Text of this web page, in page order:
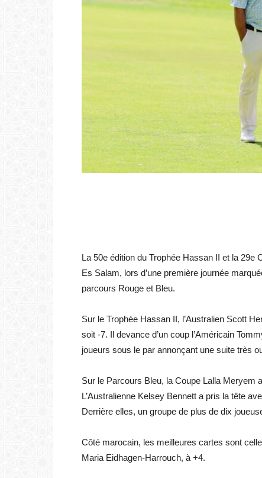
La 50e édition du Trophée Hassan II et la
Es Salam, lors d’une première journée
parcours Rouge et Bleu.
Sur le Trophée Hassan II, l’Australien Scott
soit -7. Il devance d’un coup l’Américain
joueurs sous le par annonçant une suite très
Sur le Parcours Bleu, la Coupe Lalla Meryem
L’Australienne Kelsey Bennett a pris la tête
Derrière elles, un groupe de plus de dix
Côté marocain, les meilleures cartes sont
Maria Eidhagen-Harrouch, à +4.